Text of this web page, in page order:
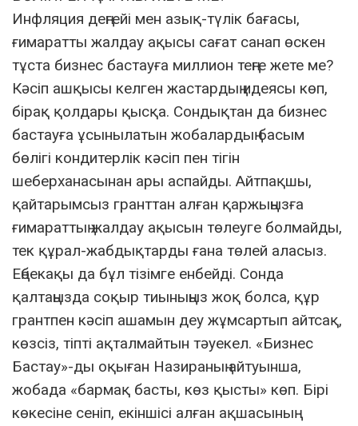
Инфляция деңгейі мен азық-түлік бағасы,
ғимаратты жалдау ақысы сағат санап өскен
тұста бизнес бастауға миллион теңге жете ме?
Кәсіп ашқысы келген жастардың идеясы көп,
бірақ қолдары қысқа. Сондықтан да бизнес
бастауға ұсынылатын жобалардың басым
бөлігі кондитерлік кәсіп пен тігін
шеберханасынан ары аспайды. Айтпақшы,
қайтарымсыз гранттан алған қаржыңызға
ғимараттың жалдау ақысын төлеуге болмайды,
тек құрал-жабдықтарды ғана төлей аласыз.
Еңбекақы да бұл тізімге енбейді. Сонда
қалтаңызда соқыр тиыныңыз жоқ болса, құр
грантпен кәсіп ашамын деу жұмсартып айтсақ,
көзсіз, тіпті ақталмайтын тәуекел. «Бизнес
Бастау»-ды оқыған Назираның айтуынша,
жобада «бармақ басты, көз қысты» көп. Бірі
көкесіне сеніп, екіншісі алған ақшасының